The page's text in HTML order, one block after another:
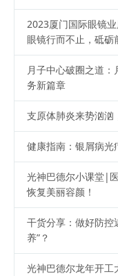
2023厦门国际眼镜
眼镜行而不止，砥砺
月子中心破圈之道
务新篇章
支原体肺炎来势汹汹
健康指南：银屑病光
光神巴德尔小课堂|
恢复美丽容颜！
干货分享：做好防控
养”？
光神巴德尔龙年开工